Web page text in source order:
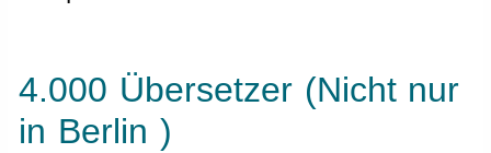
4.000 Übersetzer (Nicht nur
in Berlin )